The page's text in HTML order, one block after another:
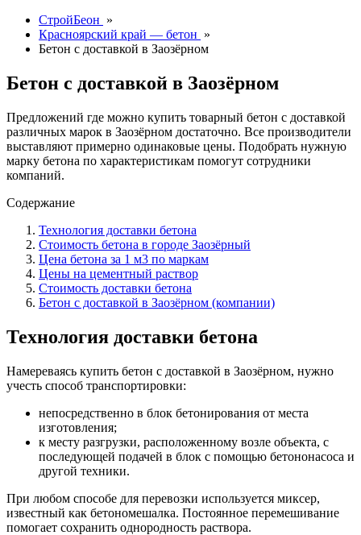
СтройБеон »
Красноярский край — бетон »
Бетон с доставкой в Заозёрном
Бетон с доставкой в Заозёрном
Предложений где можно купить товарный бетон с доставкой
различных марок в Заозёрном достаточно. Все производители
выставляют примерно одинаковые цены. Подобрать нужную
марку бетона по характеристикам помогут сотрудники
компаний.
Содержание
Технология доставки бетона
Стоимость бетона в городе Заозёрный
Цена бетона за 1 м3 по маркам
Цены на цементный раствор
Стоимость доставки бетона
Бетон с доставкой в Заозёрном (компании)
Технология доставки бетона
Намереваясь купить бетон с доставкой в Заозёрном, нужно
учесть способ транспортировки:
непосредственно в блок бетонирования от места
изготовления;
к месту разгрузки, расположенному возле объекта, с
последующей подачей в блок с помощью бетононасоса и
другой техники.
При любом способе для перевозки используется миксер,
известный как бетономешалка. Постоянное перемешивание
помогает сохранить однородность раствора.